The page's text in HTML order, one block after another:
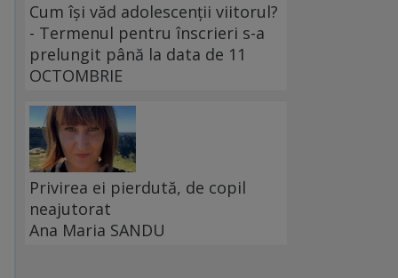
Cum își văd adolescenții viitorul?
- Termenul pentru înscrieri s-a
prelungit până la data de 11
OCTOMBRIE
Privirea ei pierdută, de copil
neajutorat
Ana Maria SANDU